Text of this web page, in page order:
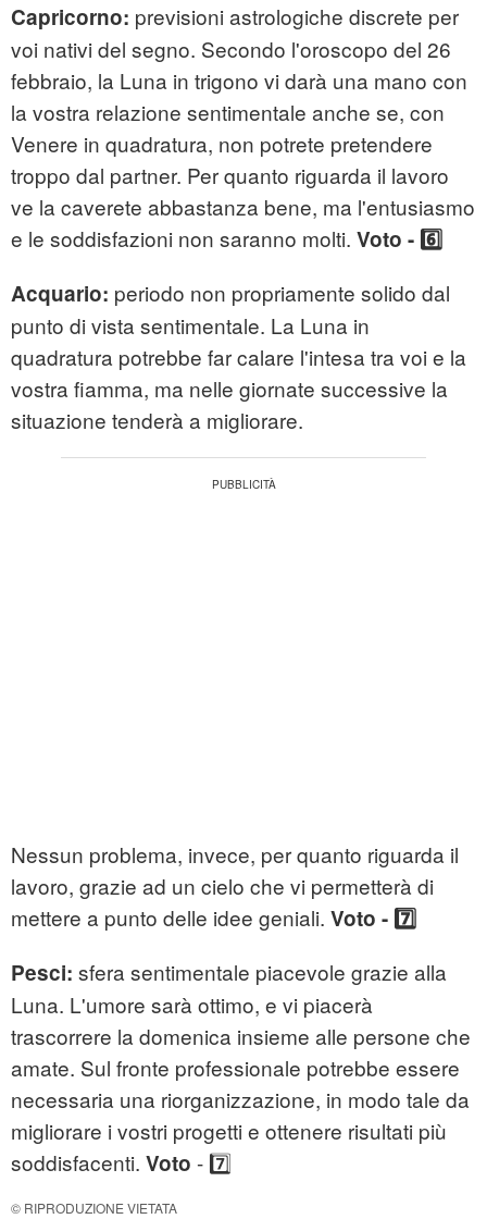
Capricorno: previsioni astrologiche discrete per
voi nativi del segno. Secondo l'oroscopo del 26
febbraio, la Luna in trigono vi darà una mano con
la vostra relazione sentimentale anche se, con
Venere in quadratura, non potrete pretendere
troppo dal partner. Per quanto riguarda il lavoro
ve la caverete abbastanza bene, ma l'entusiasmo
e le soddisfazioni non saranno molti. Voto - 6️⃣
Acquario: periodo non propriamente solido dal
punto di vista sentimentale. La Luna in
quadratura potrebbe far calare l'intesa tra voi e la
vostra fiamma, ma nelle giornate successive la
situazione tenderà a migliorare.
Nessun problema, invece, per quanto riguarda il
lavoro, grazie ad un cielo che vi permetterà di
mettere a punto delle idee geniali. Voto - 7️⃣
Pesci: sfera sentimentale piacevole grazie alla
Luna. L'umore sarà ottimo, e vi piacerà
trascorrere la domenica insieme alle persone che
amate. Sul fronte professionale potrebbe essere
necessaria una riorganizzazione, in modo tale da
migliorare i vostri progetti e ottenere risultati più
soddisfacenti. Voto - 7️⃣
© RIPRODUZIONE VIETATA